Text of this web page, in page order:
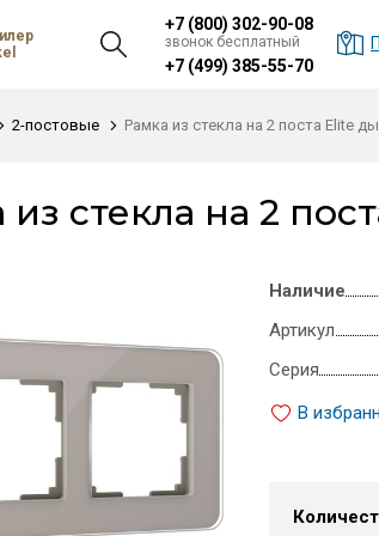
+7 (800) 302-90-08
звонок бесплатный
+7 (499) 385-55-70
2-постовые Рамка из стекла на 2 поста Elite
из стекла на 2
Наличие
Артикул
Серия
В